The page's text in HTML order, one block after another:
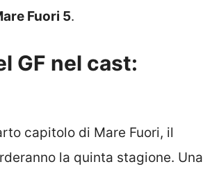
Fuori 5.
GF nel cast:
capitolo di Mare Fuori, il
la quinta stagione. Una